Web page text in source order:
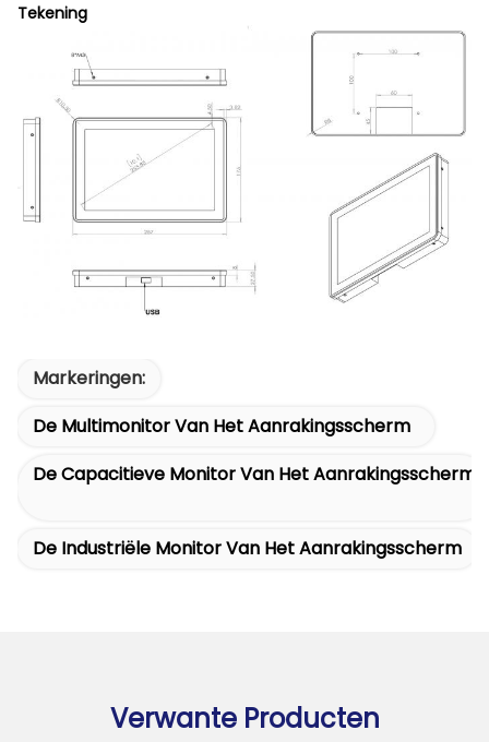
Tekening
Markeringen:
De Multimonitor Van Het Aanrakingsscherm
De Capacitieve Monitor Van Het Aanrakingsscherm
De Industriële Monitor Van Het Aanrakingsscherm
Verwante Producten